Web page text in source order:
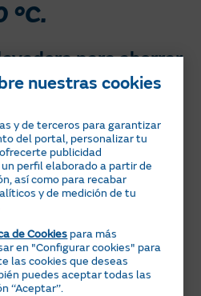
ºC.
para ahorrar
luz?
ECO, hayotros
el consumo energético
clase A:se trata de los
eficientes
que se usan desde el 1 de
el consumo energético
de funcionamiento (en el
nuestras cookies
y de terceros para garantizar
del portal, personalizar tu
publicidad
perfil elaborado a partir de
así como para recabar
y de medición de tu
de Cookies para más
en "Configurar cookies" para
las cookies que deseas
puedes aceptar todas las